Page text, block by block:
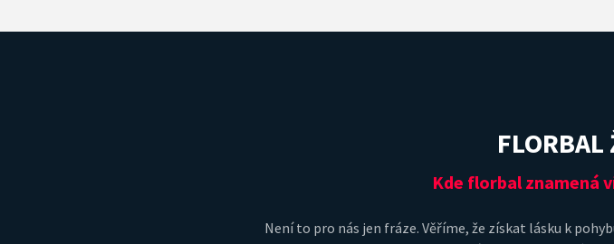
FLORBAL
Kde florbal znamená
Není to pro nás jen fráze. Věříme, že získat lásku k